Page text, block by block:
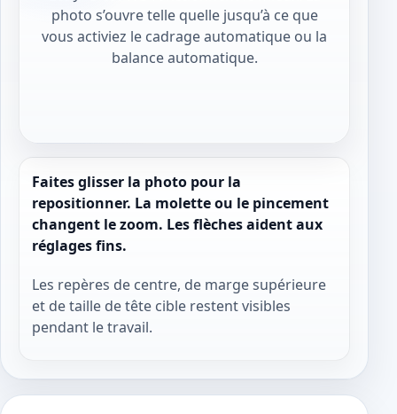
photo s’ouvre telle quelle jusqu’à ce que
vous activiez le cadrage automatique ou la
balance automatique.
Faites glisser la photo pour la
repositionner. La molette ou le pincement
changent le zoom. Les flèches aident aux
réglages fins.
Les repères de centre, de marge supérieure
et de taille de tête cible restent visibles
pendant le travail.